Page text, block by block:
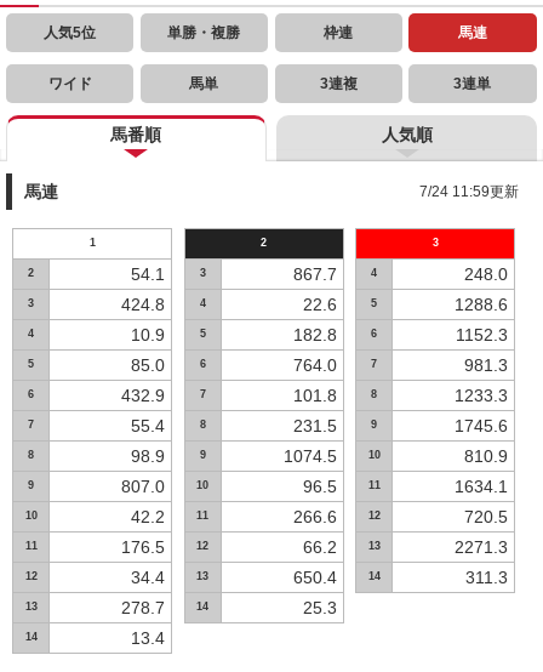
人気5位 単勝・複勝 枠連 馬連
ワイド 馬単 3連複 3連単
馬番順 人気順
馬連 7/24 11:59更新
1
2 54.1
3 424.8
4 10.9
5 85.0
6 432.9
7 55.4
8 98.9
9 807.0
10 42.2
11 176.5
12 34.4
13 278.7
14 13.4
2
3 867.7
4 22.6
5 182.8
6 764.0
7 101.8
8 231.5
9 1074.5
10 96.5
11 266.6
12 66.2
13 650.4
14 25.3
3
4 248.0
5 1288.6
6 1152.3
7 981.3
8 1233.3
9 1745.6
10 810.9
11 1634.1
12 720.5
13 2271.3
14 311.3